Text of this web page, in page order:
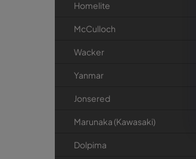
Homelite
McCulloch
Wacker
Yanmar
Jonsered
Marunaka (Kawasaki)
Dolpima